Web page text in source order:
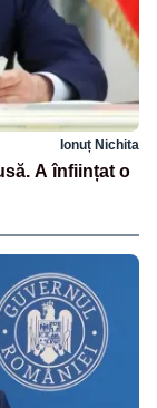
Ionuț Nichita
A înființat o